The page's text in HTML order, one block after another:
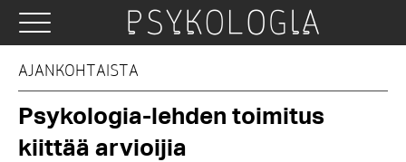
AJANKOHTAISTA
Psykologia-lehden toimitus
kiittää arvioijia